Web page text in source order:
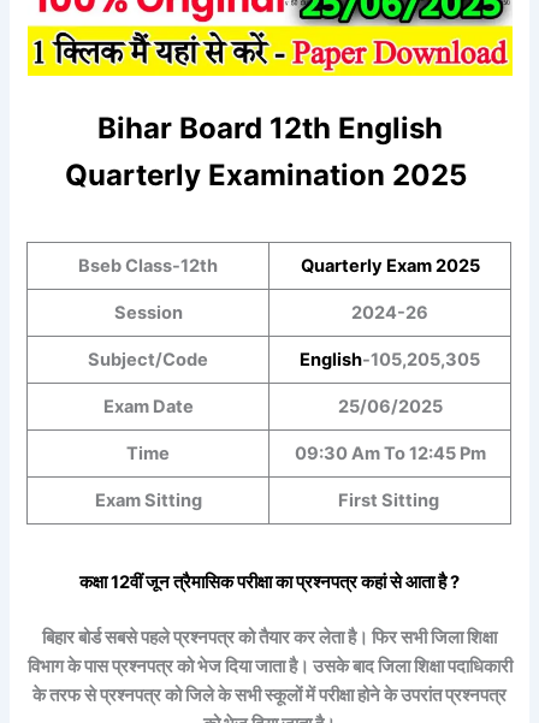
Bihar Board 12th English
Quarterly Examination 2025
Bseb Class-12th Quarterly Exam 2025
Session 2024-26
Subject/Code English-105,205,305
Exam Date 25/06/2025
Time 09:30 Am To 12:45 Pm
Exam Sitting First Sitting
कक्षा 12वींजून त्रैमासिकपरीक्षा का प्रश्नपत्र कहां से आता है ?
बिहार बोर्ड सबसे पहले प्रश्नपत्र को तैयार कर लेता है। फिर सभी जिला शिक्षा
विभाग के पास प्रश्नपत्र को भेज दिया जाता है। उसके बाद जिला शिक्षा पदाधिकारी
के तरफ से प्रश्नपत्र को जिले के सभी स्कूलों में परीक्षा होने के उपरांत प्रश्नपत्र